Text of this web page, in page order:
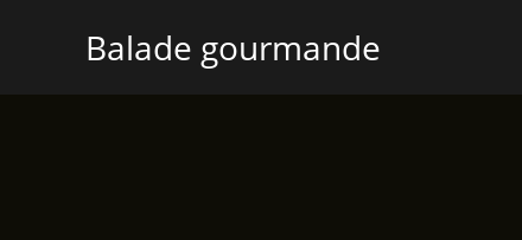
Balade gourmande
Promo !